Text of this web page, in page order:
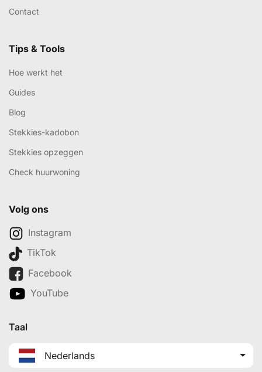
Contact
Tips & Tools
Hoe werkt het
Guides
Blog
Stekkies-kadobon
Stekkies opzeggen
Check huurwoning
Volg ons
Instagram
TikTok
Facebook
YouTube
Taal
Nederlands